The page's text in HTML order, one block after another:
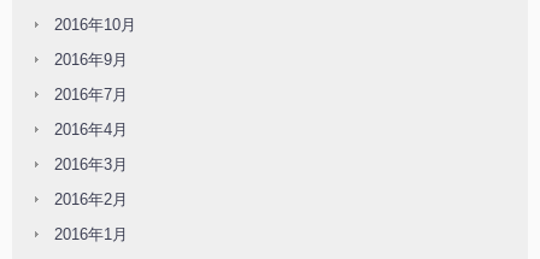
2016年10月
2016年9月
2016年7月
2016年4月
2016年3月
2016年2月
2016年1月